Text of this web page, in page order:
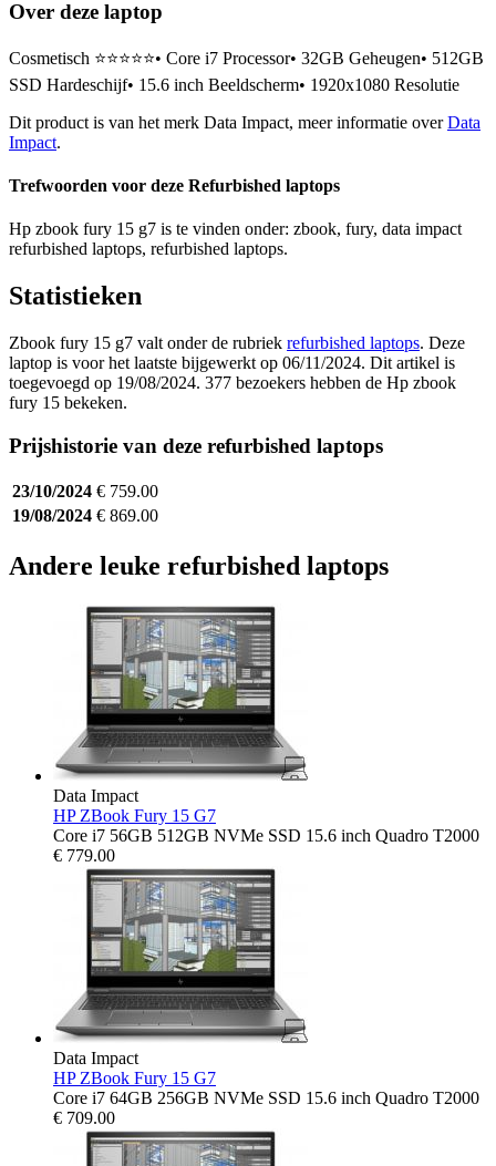
Over deze laptop
Cosmetisch ⭐⭐⭐⭐⭐• Core i7 Processor• 32GB Geheugen• 512GB
SSD Hardeschijf• 15.6 inch Beeldscherm• 1920x1080 Resolutie
Dit product is van het merk Data Impact, meer informatie overData
Impact.
Trefwoorden voor deze Refurbished laptops
Hp zbook fury 15 g7 is te vinden onder: zbook, fury, data impact
refurbished laptops, refurbished laptops.
Statistieken
Zbook fury 15 g7 valt onder de rubriek refurbished laptops. Deze
laptop is voor het laatste bijgewerkt op 06/11/2024. Dit artikel is
toegevoegd op 19/08/2024. 377 bezoekers hebben de Hp zbook
fury 15 bekeken.
Prijshistorie van deze refurbished laptops
23/10/2024 € 759.00
19/08/2024 € 869.00
Andere leuke refurbished laptops
Data Impact
HP ZBook Fury 15 G7
Core i7 56GB 512GB NVMe SSD 15.6 inch Quadro T2000
€ 779.00
Data Impact
HP ZBook Fury 15 G7
Core i7 64GB 256GB NVMe SSD 15.6 inch Quadro T2000
€ 709.00